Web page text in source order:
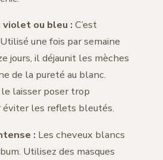
violet ou bleu : C’est
une fois par semaine
jours, il déjaunit les mèches
de la pureté au blanc.
laisser poser trop
les reflets bleutés.
: Les cheveux blancs
Utilisez des masques